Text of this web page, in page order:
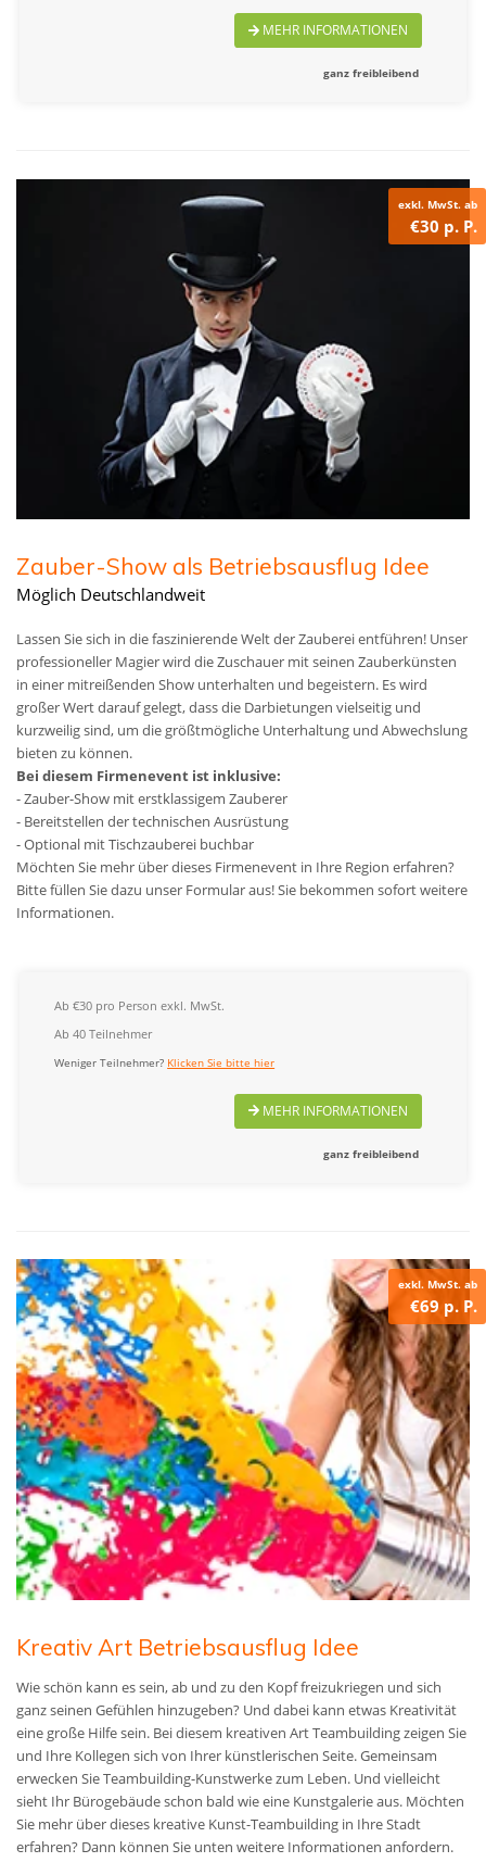
MEHR INFORMATIONEN
ganz freibleibend
exkl. MwSt. ab
€30 p. P.
Zauber-Show als Betriebsausflug Idee
Möglich Deutschlandweit
Lassen Sie sich in die faszinierende Welt der Zauberei entführen! Unser
professioneller Magier wird die Zuschauer mit seinen Zauberkünsten
in einer mitreißenden Show unterhalten und begeistern. Es wird
großer Wert darauf gelegt, dass die Darbietungen vielseitig und
kurzweilig sind, um die größtmögliche Unterhaltung und Abwechslung
bieten zu können.
Bei diesem Firmenevent ist inklusive:
- Zauber-Show mit erstklassigem Zauberer
- Bereitstellen der technischen Ausrüstung
- Optional mit Tischzauberei buchbar
Möchten Sie mehr über dieses Firmenevent in Ihre Region erfahren?
Bitte füllen Sie dazu unser Formular aus! Sie bekommen sofort weitere
Informationen.
Ab €30 pro Person exkl. MwSt.
Ab 40 Teilnehmer
Weniger Teilnehmer? Klicken Sie bitte hier
MEHR INFORMATIONEN
ganz freibleibend
exkl. MwSt. ab
€69 p. P.
Kreativ Art Betriebsausflug Idee
Wie schön kann es sein, ab und zu den Kopf freizukriegen und sich
ganz seinen Gefühlen hinzugeben? Und dabei kann etwas Kreativität
eine große Hilfe sein. Bei diesem kreativen Art Teambuilding zeigen Sie
und Ihre Kollegen sich von Ihrer künstlerischen Seite. Gemeinsam
erwecken Sie Teambuilding-Kunstwerke zum Leben. Und vielleicht
sieht Ihr Bürogebäude schon bald wie eine Kunstgalerie aus. Möchten
Sie mehr über dieses kreative Kunst-Teambuilding in Ihre Stadt
erfahren? Dann können Sie unten weitere Informationen anfordern.